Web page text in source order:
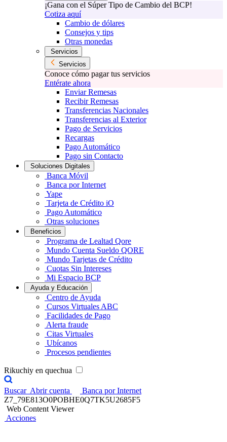
¡Gana con el Súper Tipo de Cambio del BCP!
Cotiza aquí
Cambio de dólares
Consejos y tips
Otras monedas
Servicios
Servicios
Conoce cómo pagar tus servicios
Entérate ahora
Enviar Remesas
Recibir Remesas
Transferencias Nacionales
Transferencias al Exterior
Pago de Servicios
Recargas
Pago Automático
Pago sin Contacto
Soluciones Digitales
Banca Móvil
Banca por Internet
Yape
Tarjeta de Crédito iO
Pago Automático
Otras soluciones
Beneficios
Programa de Lealtad Qore
Mundo Cuenta Sueldo QORE
Mundo Tarjetas de Crédito
Cuotas Sin Intereses
Mi Espacio BCP
Ayuda y Educación
Centro de Ayuda
Cursos Virtuales ABC
Facilidades de Pago
Alerta fraude
Citas Virtuales
Ubícanos
Procesos pendientes
Rikuchiy en quechua
Buscar Abrir cuenta
Banca por Internet
Z7_79E813O0POBHE0Q7TK5U2685F5
Web Content Viewer
Acciones